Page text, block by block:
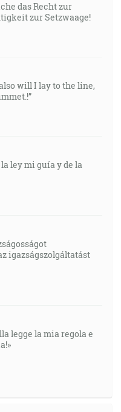
das Recht zur
zur Setzwaage!
will I lay to the line,
la ley mi guía y de la
igazságszolgáltatást
legge la mia regola e